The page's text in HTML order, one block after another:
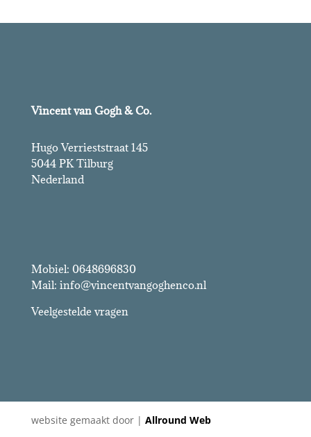
Vincent van Gogh & Co.
Hugo Verrieststraat 145
5044 PK Tilburg
Nederland
Mobiel: 0648696830
Mail: info@vincentvangoghenco.nl
Veelgestelde vragen
website gemaakt door | Allround Web